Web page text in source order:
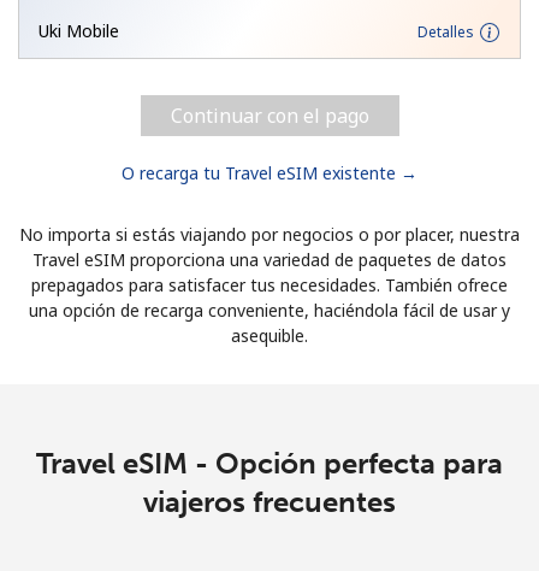
Uki Mobile
Detalles
Continuar con el pago
O recarga tu Travel eSIM existente →
No importa si estás viajando por negocios o por placer, nuestra
Travel eSIM proporciona una variedad de paquetes de datos
prepagados para satisfacer tus necesidades. También ofrece
una opción de recarga conveniente, haciéndola fácil de usar y
asequible.
Travel eSIM - Opción perfecta para
viajeros frecuentes